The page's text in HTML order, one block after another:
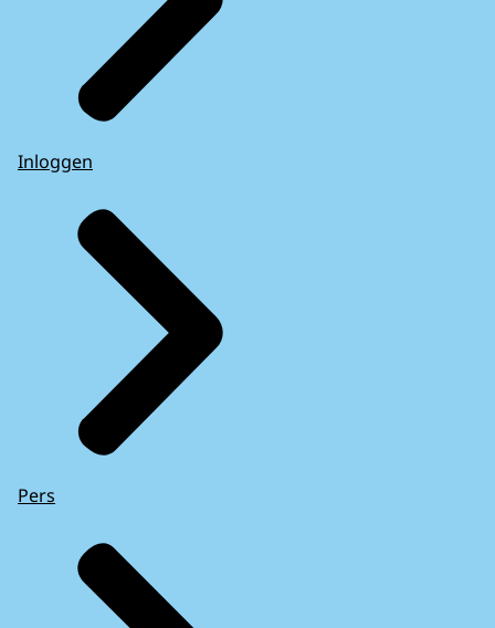
Inloggen
Pers